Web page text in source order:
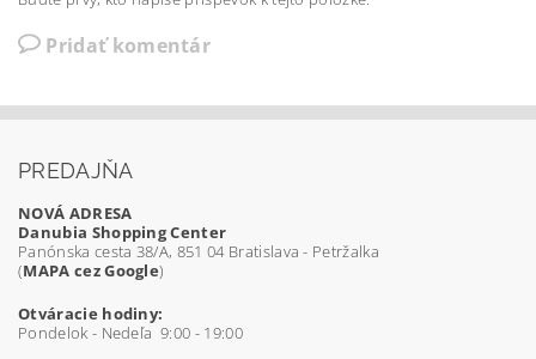
Pridať komentár
PREDAJŇA
NOVÁ ADRESA
Danubia Shopping Center
Panónska cesta 38/A, 851 04 Bratislava - Petržalka
(MAPA cez Google)
Otváracie hodiny:
Pondelok - Nedeľa 9:00 - 19:00